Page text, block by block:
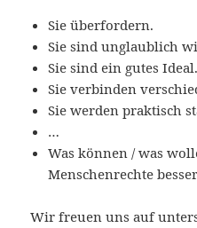
Sie überfordern.
Sie sind unglaublich
Sie sind ein gutes Ideal.
Sie verbinden
Sie werden praktisch
…
Was können / was
Menschenrechte
Wir freuen uns auf